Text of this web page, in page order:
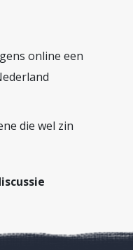
online een
die wel zin